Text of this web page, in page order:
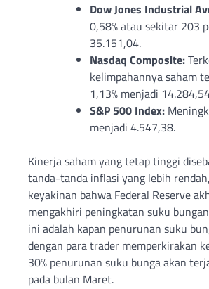
Dow Jones Industrial
0,58% atau sekitar 203
35.151,04.
Nasdaq Composite:
kelimpahannya saham
1,13% menjadi
S&P 500 Index:
menjadi 4.547,38.
Kinerja saham yang tetap tinggi
tanda-tanda inflasi yang lebih
keyakinan bahwa Federal Reserve
mengakhiri peningkatan suku
ini adalah kapan penurunan suku
dengan para trader memperkirakan
30% penurunan suku bunga akan
pada bulan Maret.